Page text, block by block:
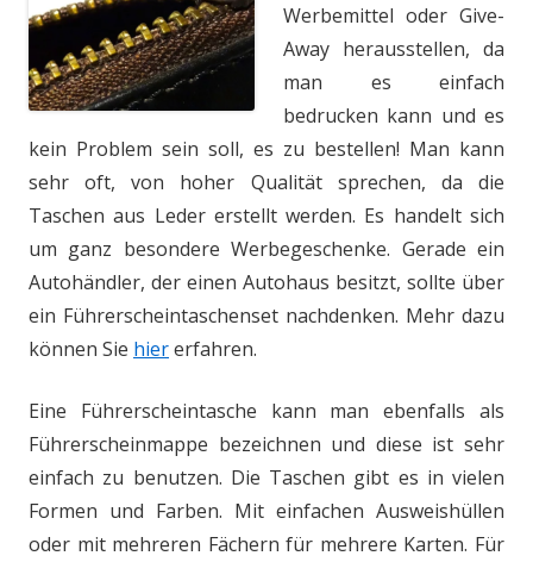
Werbemittel oder Give-
Away herausstellen, da
man es einfach
bedrucken kann und es
kein Problem sein soll, es zu bestellen! Man kann
sehr oft, von hoher Qualität sprechen, da die
Taschen aus Leder erstellt werden. Es handelt sich
um ganz besondere Werbegeschenke. Gerade ein
Autohändler, der einen Autohaus besitzt, sollte über
ein Führerscheintaschenset nachdenken. Mehr dazu
können Sie hiererfahren.
Eine Führerscheintasche kann man ebenfalls als
Führerscheinmappe bezeichnen und diese ist sehr
einfach zu benutzen. Die Taschen gibt es in vielen
Formen und Farben. Mit einfachen Ausweishüllen
oder mit mehreren Fächern für mehrere Karten. Für